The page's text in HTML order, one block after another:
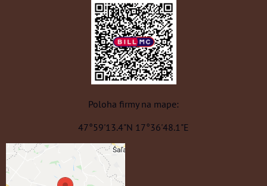
Poloha firmy na mape:
47°59'13.4"N 17°36'48.1"E